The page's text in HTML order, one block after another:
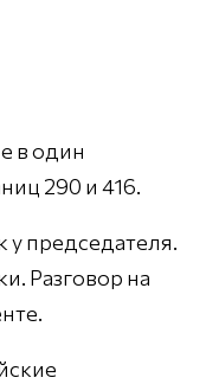
в один
290 и 416.
у председателя.
Разговор на